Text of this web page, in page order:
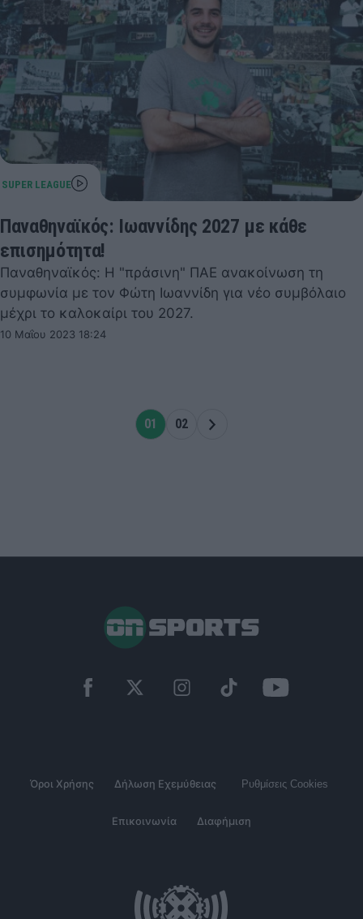
Παναθηναϊκός: Ιωαννίδης 2027 με κάθε
επισημότητα!
Παναθηναϊκός: Η "πράσινη" ΠΑΕ ανακοίνωση τη
συμφωνία με τον Φώτη Ιωαννίδη για νέο συμβόλαιο
μέχρι το καλοκαίρι του 2027.
10 Μαΐου 2023 18:24
01 02
Όροι Χρήσης Δήλωση Εχεμύθειας Ρυθμίσεις Cookies
Επικοινωνία Διαφήμιση